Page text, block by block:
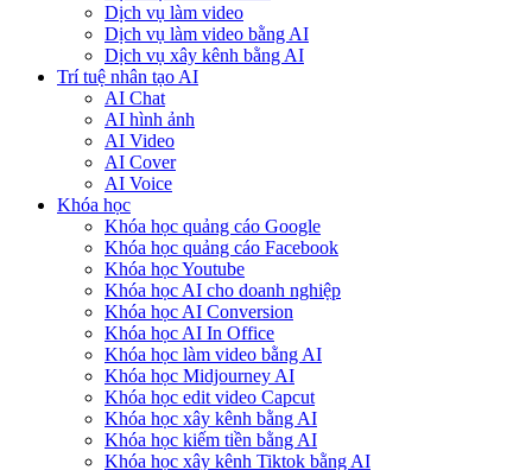
Dịch vụ làm video
Dịch vụ làm video bằng AI
Dịch vụ xây kênh bằng AI
Trí tuệ nhân tạo AI
AI Chat
AI hình ảnh
AI Video
AI Cover
AI Voice
Khóa học
Khóa học quảng cáo Google
Khóa học quảng cáo Facebook
Khóa học Youtube
Khóa học AI cho doanh nghiệp
Khóa học AI Conversion
Khóa học AI In Office
Khóa học làm video bằng AI
Khóa học Midjourney AI
Khóa học edit video Capcut
Khóa học xây kênh bằng AI
Khóa học kiếm tiền bằng AI
Khóa học xây kênh Tiktok bằng AI